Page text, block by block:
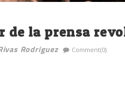
la prensa
Rodriguez Comment(0)